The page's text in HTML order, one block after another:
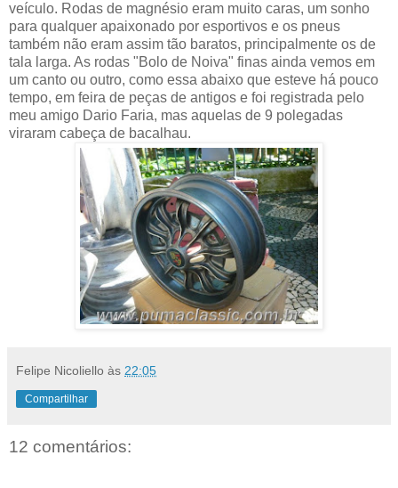
veículo. Rodas de magnésio eram muito caras, um sonho
para qualquer apaixonado por esportivos e os pneus
também não eram assim tão baratos, principalmente os de
tala larga. As rodas "Bolo de Noiva" finas ainda vemos em
um canto ou outro, como essa abaixo que esteve há pouco
tempo, em feira de peças de antigos e foi registrada pelo
meu amigo Dario Faria, mas aquelas de 9 polegadas
viraram cabeça de bacalhau.
Felipe Nicoliello às 22:05
Compartilhar
12 comentários: